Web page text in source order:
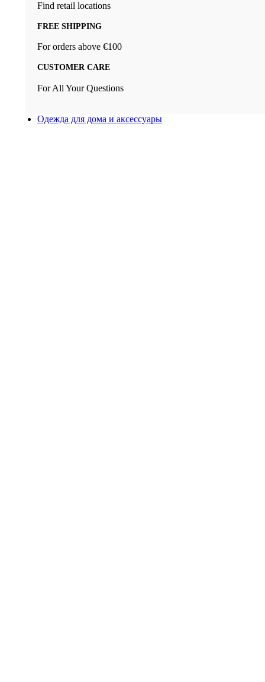
Find retail locations
FREE SHIPPING
For orders above €100
CUSTOMER CARE
For All Your Questions
Одежда для дома и аксессуары